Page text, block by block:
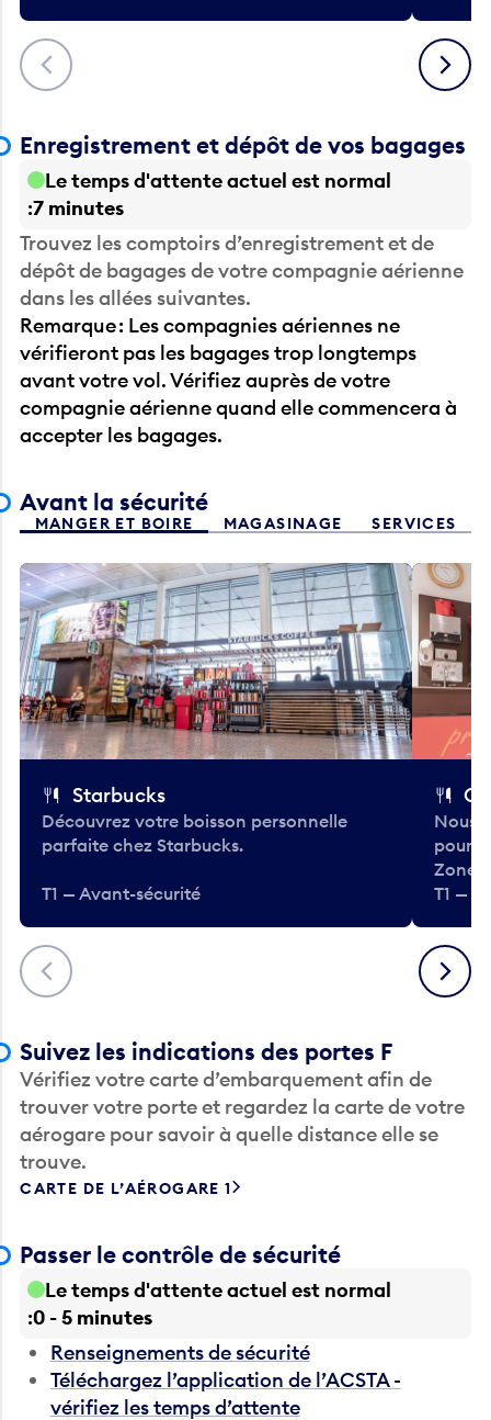
Précédent Suivant
Enregistrement et dépôt de vos bagages
Le temps d'attente actuel est normal
7 minutes
Trouvez les comptoirs d’enregistrement et de
dépôt de bagages de votre compagnie aérienne
dans les allées suivantes.
Remarque : Les compagnies aériennes ne
vérifieront pas les bagages trop longtemps
avant votre vol. Vérifiez auprès de votre
compagnie aérienne quand elle commencera à
accepter les bagages.
Avant la sécurité
MANGER ET BOIRE MAGASINAGE SERVICES
Précédent
Starbucks
Découvrez votre boisson personnelle
parfaite chez Starbucks.
T1 — Avant-sécurité
Nous
pour
Zone.
T1 —
Suivant
Suivez les indications des portes F
Vérifiez votre carte d’embarquement afin de
trouver votre porte et regardez la carte de votre
aérogare pour savoir à quelle distance elle se
trouve.
CARTE DE L’AÉROGARE 1
Passer le contrôle de sécurité
Le temps d'attente actuel est normal
0 - 5 minutes
Renseignements de sécurité
Téléchargez l’application de l’ACSTA -
vérifiez les temps d’attente